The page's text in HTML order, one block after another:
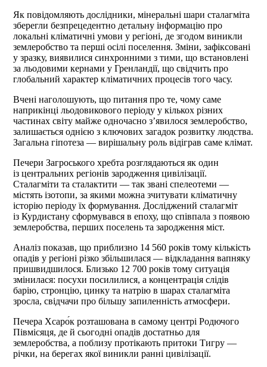
Як повідомляють дослідники, мінеральні шари сталагміта
зберегли безпрецедентно детальну інформацію про
локальні кліматичні умови у регіоні, де згодом виникли
землеробство та перші осілі поселення. Зміни, зафіксовані
у зразку, виявилися синхронними з тими, що встановлені
за льодовими кернами у Гренландії, що свідчить про
глобальний характер кліматичних процесів того часу.
Вчені наголошують, що питання про те, чому саме
наприкінці льодовикового періоду у кількох різних
частинах світу майже одночасно з’явилося землеробство,
залишається однією з ключових загадок розвитку людства.
Загальна гіпотеза — вирішальну роль відіграв саме клімат.
Печери Загроського хребта розглядаються як один
із центральних регіонів зародження цивілізації.
Сталагміти та сталактити — так звані спелеотеми —
містять ізотопи, за якими можна зчитувати кліматичну
історію періоду їх формування. Досліджений сталагміт
із Курдистану сформувався в епоху, що співпала з появою
землеробства, перших поселень та зародження міст.
Аналіз показав, що приблизно 14 560 років тому кількість
опадів у регіоні різко збільшилася — відкладання вапняку
пришвидшилося. Близько 12 700 років тому ситуація
змінилася: посухи посилилися, а концентрація слідів
барію, стронцію, цинку та натрію в шарах сталагміта
зросла, свідчачи про більшу запиленність атмосфери.
Печера Хсаро́к розташована в самому центрі Родючого
Півмісяця, де й сьогодні опадів достатньо для
землеробства, а поблизу протікають притоки Тигру —
річки, на берегах якої виникли ранні цивілізації.